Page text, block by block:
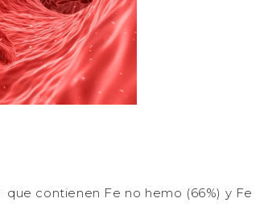
que contienen Fe no hemo (66%) y Fe